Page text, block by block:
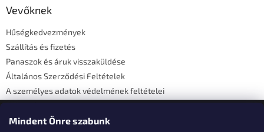
Mindent Önre szabunk
Vevőknek
Hűségkedvezmények
Szállítás és fizetés
Panaszok és áruk visszaküldése
Általános Szerződési Feltételek
A személyes adatok védelmének feltételei
Elérhetőségi adatok